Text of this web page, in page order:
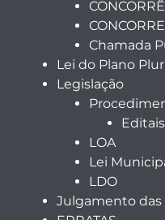
Chamada
Lei do Plano
Legislação
Editais
LOA
Lei
LDO
Julgamento das